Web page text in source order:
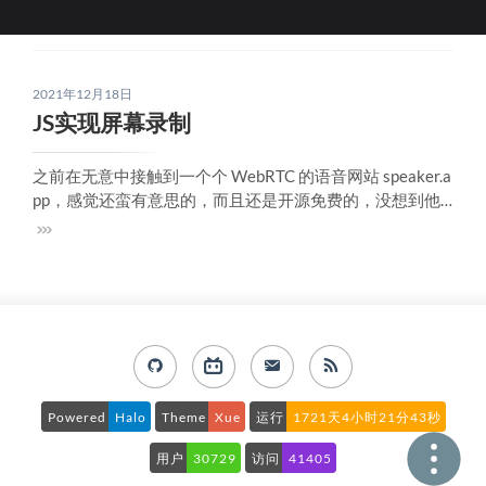
2021年12月18日
JS实现屏幕录制
之前在无意中接触到一个个 WebRTC 的语音网站 speaker.a
pp，感觉还蛮有意思的，而且还是开源免费的，没想到他
们还支持屏幕分享，当时我就惊了，浏览器现在已经发展
Powered Halo Theme Xue 运行 1721天4小时21分43秒
用户 30729 访问 41405